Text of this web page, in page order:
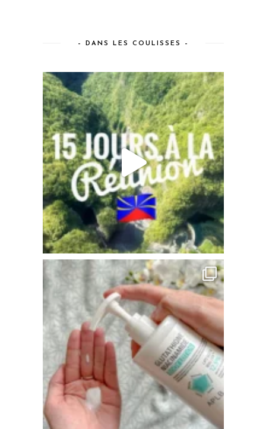
– DANS LES COULISSES –